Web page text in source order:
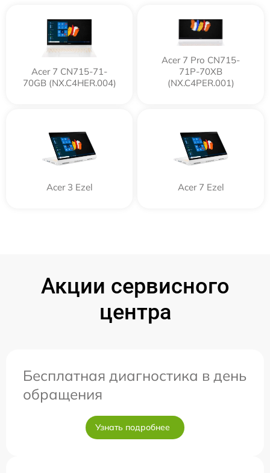
Acer 7 CN715-71-
70GB (NX.C4HER.004)
Acer 7 Pro CN715-
71P-70XB
(NX.C4PER.001)
Acer 3 Ezel Acer 7 Ezel
Акции сервисного
центра
Бесплатная диагностика в день
обращения
Узнать подробнее